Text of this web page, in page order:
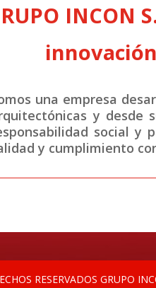
INCON
una empresa
y desde
social y
y cumplimiento
RESERVADOS GRUPO